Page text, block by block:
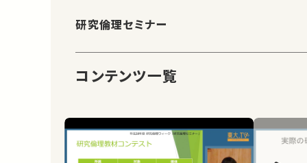
研究倫理セミナー
コンテンツ一覧